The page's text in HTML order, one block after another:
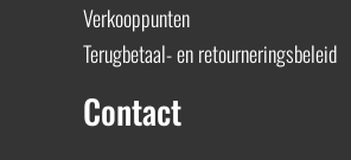
Verkooppunten
Terugbetaal- en retourneringsbeleid
Contact